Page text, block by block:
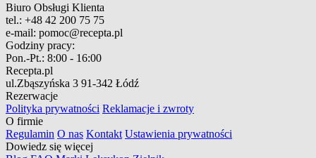
Biuro Obsługi Klienta
tel.: +48 42 200 75 75
e-mail: pomoc@recepta.pl
Godziny pracy:
Pon.-Pt.: 8:00 - 16:00
Recepta.pl
ul.Zbąszyńska 3 91-342 Łódź
Rezerwacje
Polityka prywatności Reklamacje i zwroty
O firmie
Regulamin O nas Kontakt Ustawienia prywatności
Dowiedz się więcej